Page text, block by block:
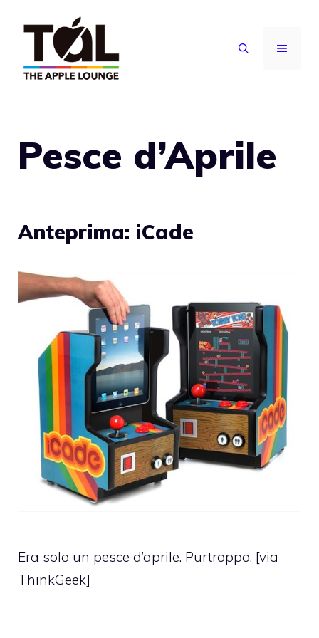
contenuto
MENU
Pesce d’Aprile
Anteprima: iCade
Era solo un pesce d’aprile. Purtroppo. [via
ThinkGeek]